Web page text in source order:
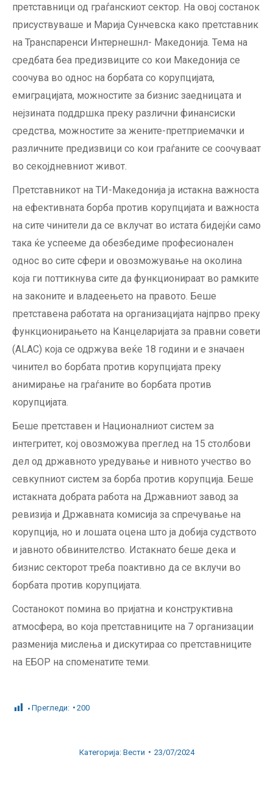
претставници од граѓанскиот сектор. На овој состанок
присуствуваше и Марија Сунчевска како претставник
на Транспаренси Интернешнл- Македонија. Тема на
средбата беа предизвиците со кои Македонија се
соочува во однос на борбата со корупцијата,
емиграцијата, можностите за бизнис заедницата и
нејзината поддршка преку различни финансиски
средства, можностите за жените-претприемачки и
различните предизвици со кои граѓаните се соочуваат
во секојдневниот живот.
Претставникот на ТИ-Македонија ја истакна важноста
на ефективната борба против корупцијата и важноста
на сите чинители да се вклучат во истата бидејќи само
така ќе успееме да обезбедиме професионален
однос во сите сфери и овозможување на околина
која ги поттикнува сите да функционираат во рамките
на законите и владеењето на правото. Беше
претставена работата на организацијата најпрво преку
функционирањето на Канцеларијата за правни совети
(ALAC) која се одржува веќе 18 години и е значаен
чинител во борбата против корупцијата преку
анимирање на граѓаните во борбата против
корупцијата.
Беше претставен и Националниот систем за
интегритет, кој овозможува преглед на 15 столбови
дел од државното уредување и нивното учество во
севкупниот систем за борба против корупција. Беше
истакната добрата работа на Државниот завод за
ревизија и Државната комисија за спречување на
корупција, но и лошата оцена што ја добија судството
и јавното обвинителство. Истакнато беше дека и
бизнис секторот треба поактивно да се вклучи во
борбата против корупцијата.
Состанокот помина во пријатна и конструктивна
атмосфера, во која претставниците на 7 организации
разменија мислења и дискутираа со претставниците
на ЕБОР на споменатите теми.
Прегледи: 200
Категорија: Вести 23/07/2024